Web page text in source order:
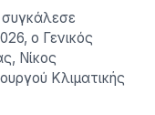
συγκάλεσε
ο Γενικός
Νίκος
Κλιματικής